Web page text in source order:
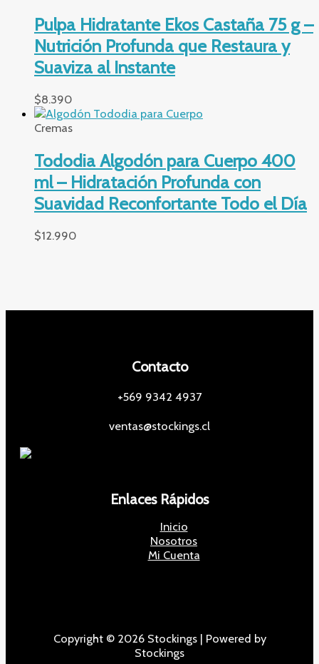
Pulpa Hidratante Ekos Castaña 75 g –
Nutrición Profunda que Restaura y
Suaviza al Instante
$8.390
Cremas
Tododia Algodón para Cuerpo 400
ml – Hidratación Profunda con
Suavidad Reconfortante Todo el Día
$12.990
Contacto
+569 9342 4937
ventas@stockings.cl
Enlaces Rápidos
Inicio
Nosotros
Mi Cuenta
Copyright © 2026 Stockings | Powered by
Stockings